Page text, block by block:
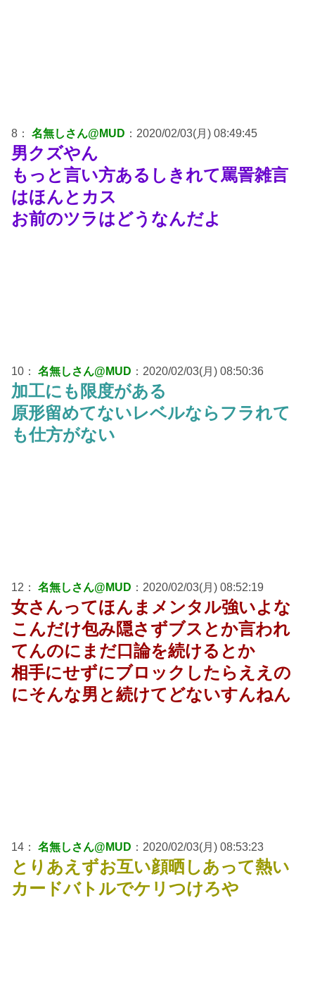
8： 名無しさん@MUD ：2020/02/03(月) 08:49:45
男クズやん
もっと言い方あるしきれて罵詈雑言
はほんとカス
お前のツラはどうなんだよ
10： 名無しさん@MUD ：2020/02/03(月) 08:50:36
加工にも限度がある
原形留めてないレベルならフラれて
も仕方がない
12： 名無しさん@MUD ：2020/02/03(月) 08:52:19
女さんってほんまメンタル強いよな
こんだけ包み隠さずブスとか言われ
てんのにまだ口論を続けるとか
相手にせずにブロックしたらええの
にそんな男と続けてどないすんねん
14： 名無しさん@MUD ：2020/02/03(月) 08:53:23
とりあえずお互い顔晒しあって熱い
カードバトルでケリつけろや